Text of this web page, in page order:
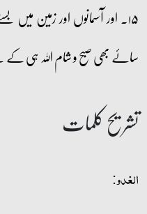
۱۵۔ اور آسمانوں اور زمین
سائے بھی صبح و شام اللہ ہی کے
تشریح کلمات
الغدو: